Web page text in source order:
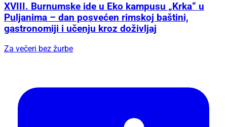
XVIII. Burnumske ide u Eko kampusu „Krka“ u
Puljanima – dan posvećen rimskoj baštini,
gastronomiji i učenju kroz doživljaj
Za večeri bez žurbe